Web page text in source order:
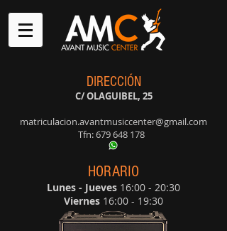
DIRECCIÓN
C/ OLAGUIBEL, 25
matriculacion.avantmusiccenter@gmail.com
Tfn:679 648 178
HORARIO
Lunes - Jueves 16:00 - 20:30
Viernes 16:00 - 19:30